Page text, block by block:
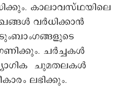
കാലാവസ്ഥയിലെ
വർധിക്കാൻ
ചര്‍ച്ചകള്‍
ചുമതലകള്‍
ലഭിക്കും.